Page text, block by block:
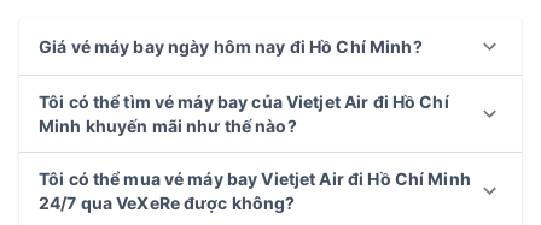
Giá vé máy bay ngày hôm nay đi Hồ Chí Minh?
Tôi có thể tìm vé máy bay của Vietjet Air đi Hồ Chí
Minh khuyến mãi như thế nào?
Tôi có thể mua vé máy bay Vietjet Air đi Hồ Chí Minh
24/7 qua VeXeRe được không?